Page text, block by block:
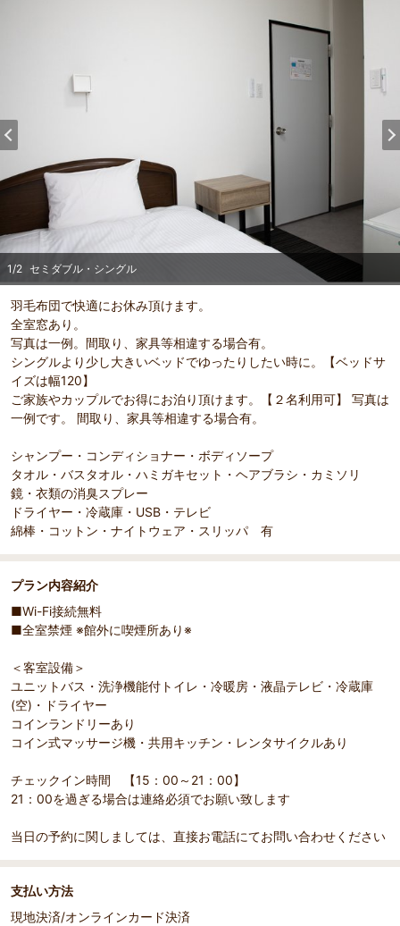
1/2 セミダブル・シングル
羽毛布団で快適にお休み頂けます。
全室窓あり。
写真は一例。間取り、家具等相違する場合有。
シングルより少し大きいベッドでゆったりしたい時に。【ベッドサ
イズは幅120】
ご家族やカップルでお得にお泊り頂けます。【２名利用可】 写真は
一例です。 間取り、家具等相違する場合有。
シャンプー・コンディショナー・ボディソープ
タオル・バスタオル・ハミガキセット・ヘアブラシ・カミソリ
鏡・衣類の消臭スプレー
ドライヤー・冷蔵庫・USB・テレビ
綿棒・コットン・ナイトウェア・スリッパ 有
プラン内容紹介
■Wi-Fi接続無料
■全室禁煙 ※館外に喫煙所あり※
＜客室設備＞
ユニットバス・洗浄機能付トイレ・冷暖房・液晶テレビ・冷蔵庫
(空)・ドライヤー
コインランドリーあり
コイン式マッサージ機・共用キッチン・レンタサイクルあり
チェックイン時間 【15：00～21：00】
21：00を過ぎる場合は連絡必須でお願い致します
当日の予約に関しましては、直接お電話にてお問い合わせください
支払い方法
現地決済/オンラインカード決済